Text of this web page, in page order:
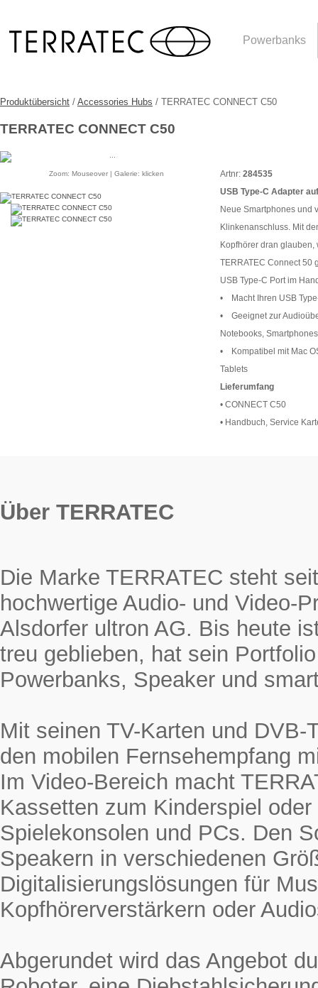
Powerbanks
Produktübersicht / Accessories Hubs / TERRATEC CONNECT C50
TERRATEC CONNECT C50
Zoom: Mouseover | Galerie: klicken Artnr: 284535
USB Type-C Adapter
Neue Smartphones und
Klinkenanschluss. Mit
Kopfhörer dran glauben,
TERRATEC Connect 50
USB Type-C Port im
• Macht Ihren USB
• Geeignet zur
Notebooks, Smartphones
• Kompatibel mit Mac
Tablets
Lieferumfang
• CONNECT C50
• Handbuch, Service
Über TERRATEC
Die Marke TERRATEC steht
hochwertige Audio- und Video-
Alsdorfer ultron AG. Bis heute
treu geblieben, hat sein
Powerbanks, Speaker und
Mit seinen TV-Karten und
den mobilen Fernsehempfang
Im Video-Bereich macht
Kassetten zum Kinderspiel
Spielekonsolen und PCs. Den
Speakern in verschiedenen
Digitalisierungslösungen für
Kopfhörerverstärkern oder
Abgerundet wird das Angebot